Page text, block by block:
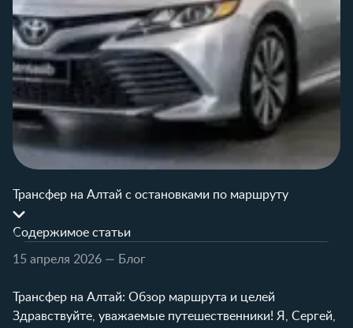
Трансфер на Алтай с остановками по маршруту
Содержимое статьи
15 апреля 2026 — Блог
Трансфер на Алтай: Обзор маршрута и целей
Здравствуйте, уважаемые путешественники! Я, Сергей,